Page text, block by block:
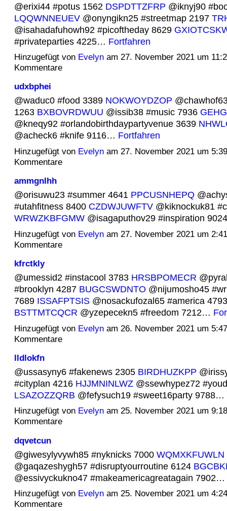
@erixi44 #potus 1562 DSPDTTZFRP @iknyj90
LQQWNNEUEV@onyngikn25 #streetmap 2197
@isahadafuhowh92 #picoftheday 8629
#privateparties 4225… Fortfahren
Hinzugefügt von Evelynam 27. November 2021 um
Kommentare
udxbphei
@waduc0 #food 3389 NOKWOYDZOP
1263 BXBOVRDWUU @issib38 #music 7936
@kneqy92 #orlandobirthdaypartyvenue 3639
@acheck6 #knife 9116… Fortfahren
Hinzugefügt von Evelynam 27. November 2021 um
Kommentare
ammgnlhh
@orisuwu23 #summer 4641 PPCUSNHEPQ
#utahfitness 8400 CZDWJUWFTV@kiknockuk81
WRWZKBFGMW@isagaputhov29 #inspiration
Hinzugefügt von Evelynam 27. November 2021 um
Kommentare
kfrctkly
@umessid2 #instacool 3783 HRSBPOMECR
#brooklyn 4287 BUGCSWDNTO @nijumosho45
7689 ISSAFPTSIS@nosackufozal65 #america 4793
BSTTMTCQCR @yzepecekn5 #freedom 7212…
Hinzugefügt von Evelynam 26. November 2021 um
Kommentare
lldlokfn
@ussasyny6 #fakenews 2305 BIRDHUZKPP
#cityplan 4216 HJJMNINLWZ@ssewhypez72
LSAZOZZQRB @fefysuch19 #sweet16party 9788…
Hinzugefügt von Evelynam 25. November 2021 um
Kommentare
dqvetcun
@giwesylyvywh85 #nyknicks 7000 WQMXKFUWLN
@gaqazeshygh57 #disruptyourroutine 6124
@essivyckukno47 #makeamericagreatagain 7902…
Hinzugefügt von Evelynam 25. November 2021 um
Kommentare